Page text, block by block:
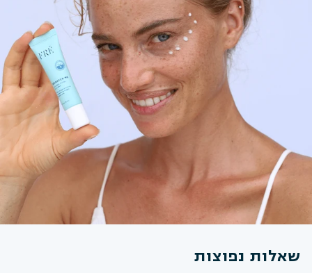
שאלות נפוצות